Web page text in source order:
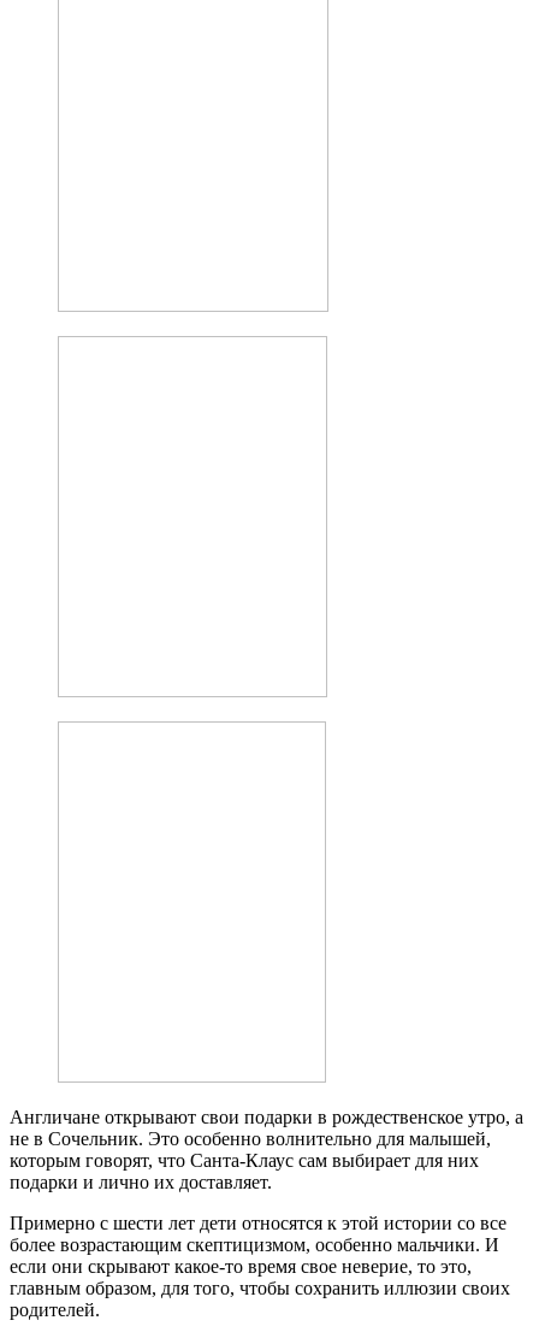
Англичане открывают свои подарки в рождественское утро, а
не в Сочельник. Это особенно волнительно для малышей,
которым говорят, что Санта-Клаус сам выбирает для них
подарки и лично их доставляет.
Примерно с шести лет дети относятся к этой истории со все
более возрастающим скептицизмом, особенно мальчики. И
если они скрывают какое-то время свое неверие, то это,
главным образом, для того, чтобы сохранить иллюзии своих
родителей.